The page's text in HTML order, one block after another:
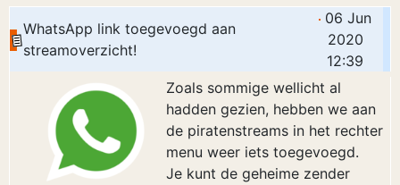
WhatsApp link toegevoegd aan
streamoverzicht!
06 Jun
2020
12:39
Zoals sommige wellicht al
hadden gezien, hebben we aan
de piratenstreams in het rechter
menu weer iets toegevoegd.
Je kunt de geheime zender